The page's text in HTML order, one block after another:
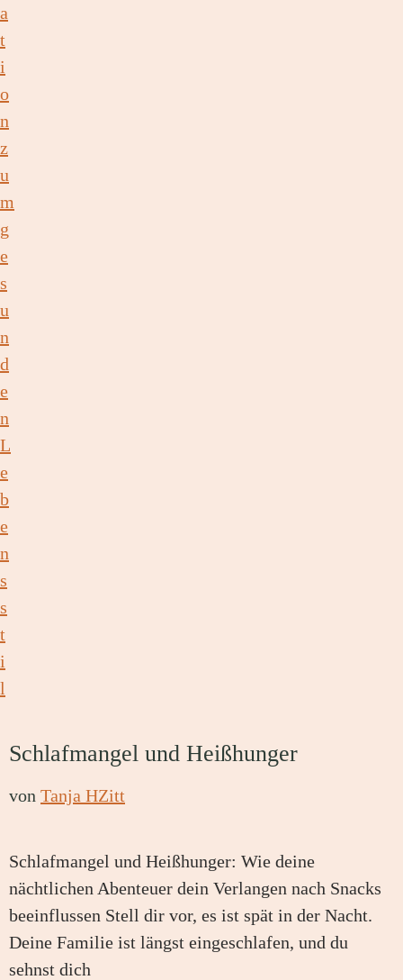
Schlafmangel und Heißhunger
von Tanja HZitt
Schlafmangel und Heißhunger: Wie deine
nächtlichen Abenteuer dein Verlangen nach Snacks
beeinflussen Stell dir vor, es ist spät in der Nacht.
Deine Familie ist längst eingeschlafen, und du
sehnst dich